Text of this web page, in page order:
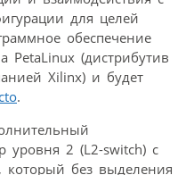
для целей
обеспечение
PetаLinux (дистрибутив
Xilinx) и будет
.
уровня 2 (L2-switch) с
который без выделения